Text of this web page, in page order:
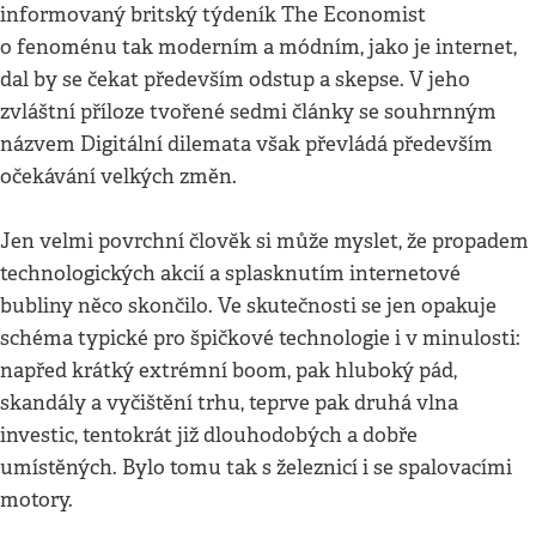
informovaný britský týdeník The Economist
o fenoménu tak moderním a módním, jako je internet,
dal by se čekat především odstup a skepse. V jeho
zvláštní příloze tvořené sedmi články se souhrnným
názvem Digitální dilemata však převládá především
očekávání velkých změn.
Jen velmi povrchní člověk si může myslet, že propadem
technologických akcií a splasknutím internetové
bubliny něco skončilo. Ve skutečnosti se jen opakuje
schéma typické pro špičkové technologie i v minulosti:
napřed krátký extrémní boom, pak hluboký pád,
skandály a vyčištění trhu, teprve pak druhá vlna
investic, tentokrát již dlouhodobých a dobře
umístěných. Bylo tomu tak s železnicí i se spalovacími
motory.